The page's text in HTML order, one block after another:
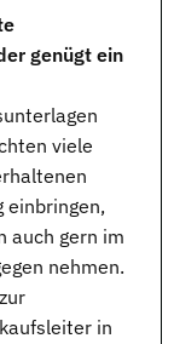
genügt ein
viele
einbringen,
auch gern im
nehmen.
in